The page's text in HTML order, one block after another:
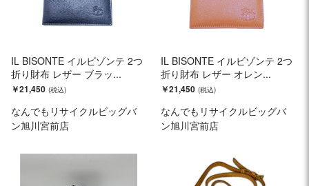
IL BISONTE イルビゾンテ 2つ
折り財布 レザー ブラッ...
￥21,450
なんでもリサイクルビッグバ
ン旭川宮前店
IL BISONTE イルビゾンテ 2つ
折り財布 レザー オレン...
￥21,450
なんでもリサイクルビッグバ
ン旭川宮前店